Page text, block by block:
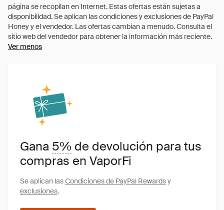
Ver menos
Gana 5% de devolución para tus
compras en VaporFi
Se aplican lasCondiciones de PayPal Rewardsy
exclusiones.